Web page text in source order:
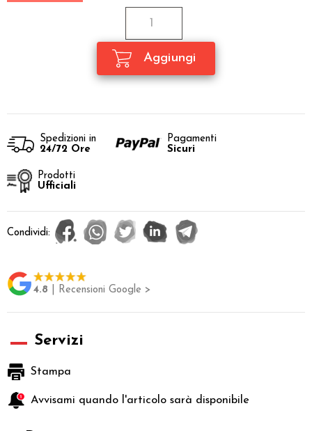
Spedizioni in
24/72 Ore
Pagamenti
Sicuri
Prodotti
Ufficiali
Condividi:
4.8 | Recensioni Google >
Servizi
Stampa
Avvisami quando l'articolo sarà disponibile